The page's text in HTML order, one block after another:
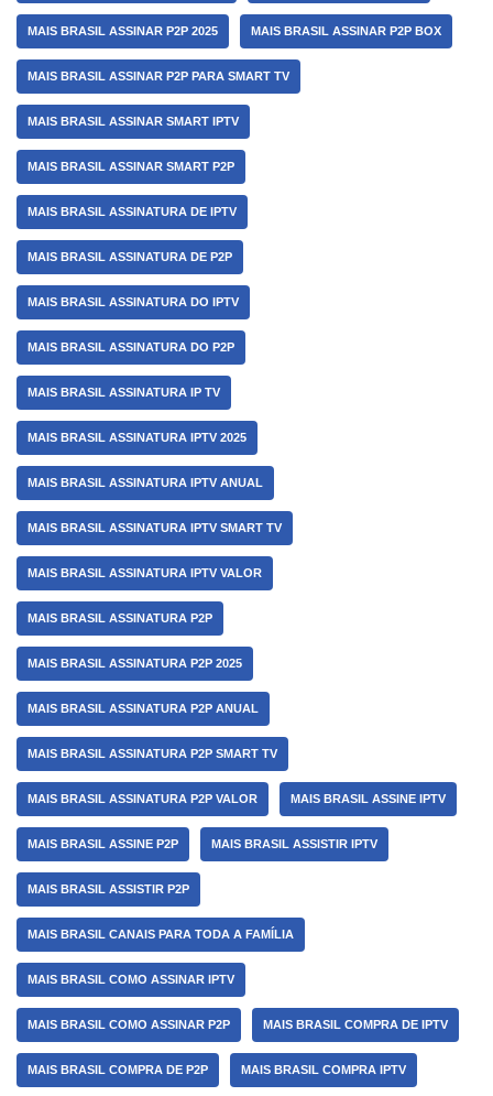
MAIS BRASIL ASSINAR P2P 2025 MAIS BRASIL ASSINAR P2P BOX
MAIS BRASIL ASSINAR P2P PARA SMART TV
MAIS BRASIL ASSINAR SMART IPTV
MAIS BRASIL ASSINAR SMART P2P
MAIS BRASIL ASSINATURA DE IPTV
MAIS BRASIL ASSINATURA DE P2P
MAIS BRASIL ASSINATURA DO IPTV
MAIS BRASIL ASSINATURA DO P2P
MAIS BRASIL ASSINATURA IP TV
MAIS BRASIL ASSINATURA IPTV 2025
MAIS BRASIL ASSINATURA IPTV ANUAL
MAIS BRASIL ASSINATURA IPTV SMART TV
MAIS BRASIL ASSINATURA IPTV VALOR
MAIS BRASIL ASSINATURA P2P
MAIS BRASIL ASSINATURA P2P 2025
MAIS BRASIL ASSINATURA P2P ANUAL
MAIS BRASIL ASSINATURA P2P SMART TV
MAIS BRASIL ASSINATURA P2P VALOR MAIS BRASIL ASSINE IPTV
MAIS BRASIL ASSINE P2P MAIS BRASIL ASSISTIR IPTV
MAIS BRASIL ASSISTIR P2P
MAIS BRASIL CANAIS PARA TODA A FAMÍLIA
MAIS BRASIL COMO ASSINAR IPTV
MAIS BRASIL COMO ASSINAR P2P MAIS BRASIL COMPRA DE IPTV
MAIS BRASIL COMPRA DE P2P MAIS BRASIL COMPRA IPTV